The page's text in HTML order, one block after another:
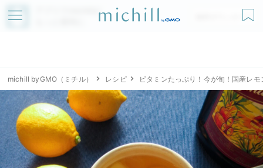
アプリでmichillが
無料ダウンロード
michill byGMO（ミチル） レシピ ビタミンたっぷり！今が旬！国産レ